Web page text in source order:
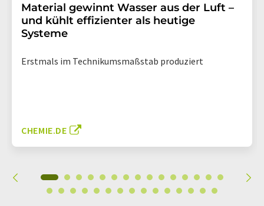
Material gewinnt Wasser aus der Luft –
und kühlt effizienter als heutige
Systeme
Erstmals im Technikumsmaßstab produziert
CHEMIE.DE